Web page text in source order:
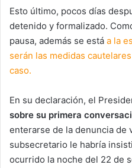
Esto último, pocos días
detenido y formalizado.
pausa, además se está a la
serán las medidas
caso.
En su declaración, el
sobre su primera
enterarse de la denuncia de
subsecretario le habría
ocurrido la noche del 22 de